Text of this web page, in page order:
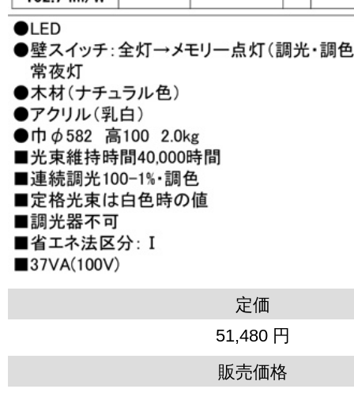
定価
51,480 円
販売価格